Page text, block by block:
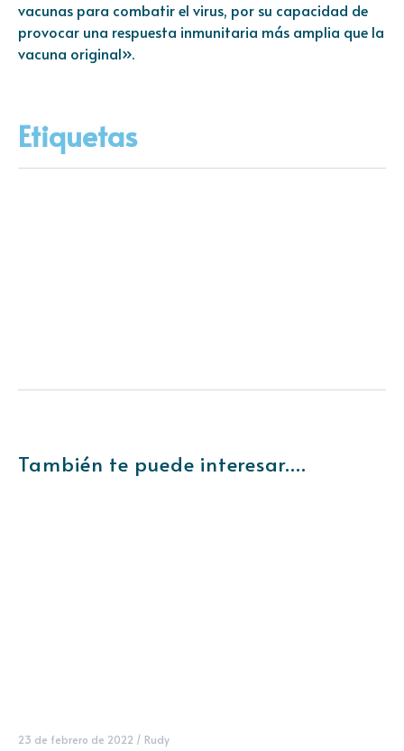
vacunas para combatir el virus, por su capacidad de
provocar una respuesta inmunitaria más amplia que la
vacuna original».
Etiquetas
También te puede interesar....
23 de febrero de 2022 / Rudy